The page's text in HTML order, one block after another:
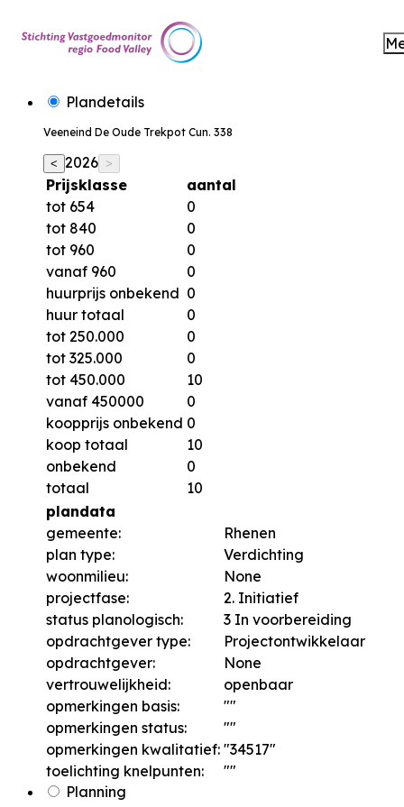
Plandetails
Veeneind De Oude Trekpot Cun. 338
< 2026 >
Prijsklasse
aantal
tot 654
0
tot 840
0
tot 960
0
vanaf 960
0
huurprijs onbekend 0
huur totaal
0
tot 250.000
0
tot 325.000
0
tot 450.000
10
vanaf 450000
0
koopprijs onbekend 0
koop totaal
10
onbekend
0
totaal
10
plandata
gemeente:
Rhenen
plan type:
Verdichting
woonmilieu:
None
projectfase:
2. Initiatief
status planologisch:
3 In voorbereiding
opdrachtgever type:
Projectontwikkelaar
opdrachtgever:
None
vertrouwelijkheid:
openbaar
opmerkingen basis:
""
opmerkingen status:
""
opmerkingen kwalitatief: "34517"
toelichting knelpunten:
""
Planning